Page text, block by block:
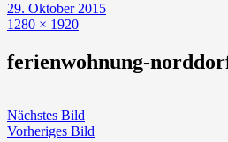
29. Oktober 2015
1280 × 1920
ferienwohnung-
Nächstes Bild
Vorheriges Bild